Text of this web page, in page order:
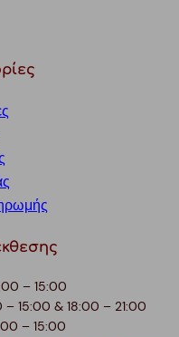
– 15:00
15:00 & 18:00 – 21:00
– 15:00